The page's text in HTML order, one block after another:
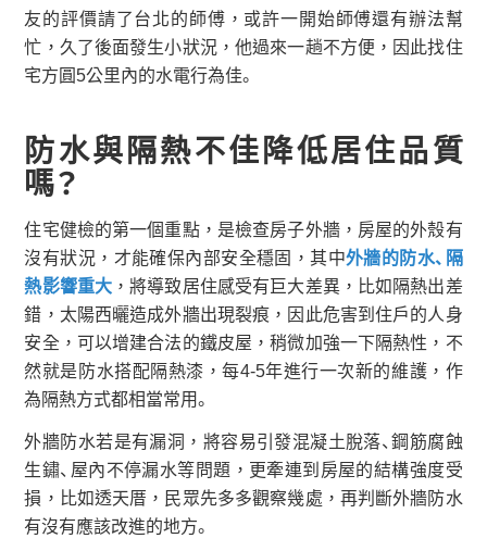
友的評價請了台北的師傅，或許一開始師傅還有辦法幫
忙，久了後面發生小狀況，他過來一趟不方便，因此找住
宅方圓5公里內的水電行為佳。
防水與隔熱不佳降低居住品質
嗎？
住宅健檢的第一個重點，是檢查房子外牆，房屋的外殼有
沒有狀況，才能確保內部安全穩固，其中外牆的防水、隔
熱影響重大 ，將導致居住感受有巨大差異，比如隔熱出差
錯，太陽西曬造成外牆出現裂痕，因此危害到住戶的人身
安全，可以增建合法的鐵皮屋，稍微加強一下隔熱性，不
然就是防水搭配隔熱漆，每4-5年進行一次新的維護，作
為隔熱方式都相當常用。
外牆防水若是有漏洞，將容易引發混凝土脫落、鋼筋腐蝕
生鏽、屋內不停漏水等問題，更牽連到房屋的結構強度受
損，比如透天厝，民眾先多多觀察幾處，再判斷外牆防水
有沒有應該改進的地方。